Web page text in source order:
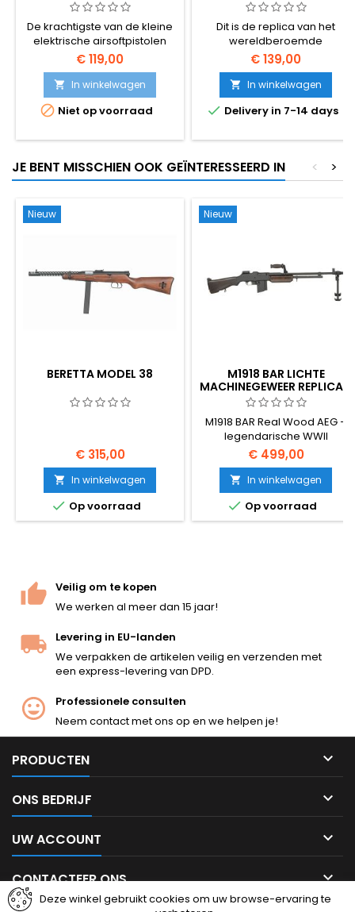
De krachtigste van de kleine
elektrische airsoftpistolen
€ 119,00
 In winkelwagen
 Niet op voorraad
Dit is de replica van het
wereldberoemde
machinepistool MP5, versie
MP5SD met geïntegreerde
geluiddemper (SD-
Schalldämpfer, Duits voor
"geluiddemper"). Dit pistool
en politie over de hele
videogames en films.
€ 139,00
 In winkelwagen
 Delivery in 7-14 days
JE BENT MISSCHIEN OOK GEÏNTERESSEERD IN >
<
Nieuw
BERETTA MODEL 38
€ 315,00
 In winkelwagen
 Op voorraad
Nieuw
M1918 BAR LICHTE
MACHINEGEWEER REPLICA -
ECHT HOUT
M1918 BAR Real Wood AEG –
legendarische WWII
Browning Automatic Rifle
replica. Full-metal body, echt
donker gelakt echt hout,
realistisch 6,4 kg gewicht,
stalen bipod inbegrepen.
Alleen full-auto. De ultieme
€ 499,00
 In winkelwagen
 Op voorraad
Veilig om te kopen
We werken al meer dan 15 jaar!
Levering in EU-landen
We verpakken de artikelen veilig en verzenden met
een express-levering van DPD.
Professionele consulten
Neem contact met ons op en we helpen je!
PRODUCTEN 
ONS BEDRIJF 
UW ACCOUNT 
CONTACTEER ONS 
Deze winkel gebruikt cookies om uw browse-ervaring te